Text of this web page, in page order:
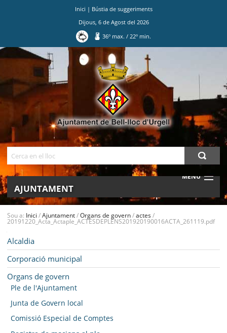
Inici | Bústia de suggeriments
Dijous, 6de Agostdel 2026
36º max./ 22º min.
MENU
AJUNTAMENT
BELL-LLOC SOLUCIONA
Sou a: Inici /Ajuntament/Organs de govern/actes/
20191220_Acta_Actaple_ACTESDEPLENS201920190016ACTA_261119.pdf
Alcaldia
Corporació municipal
Organs de govern
Ple de l'Ajuntament
Junta de Govern local
Comissió Especial de Comptes